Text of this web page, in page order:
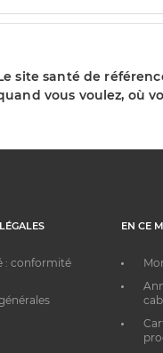
site santé de
vous voulez, où
: conformité
EN CE